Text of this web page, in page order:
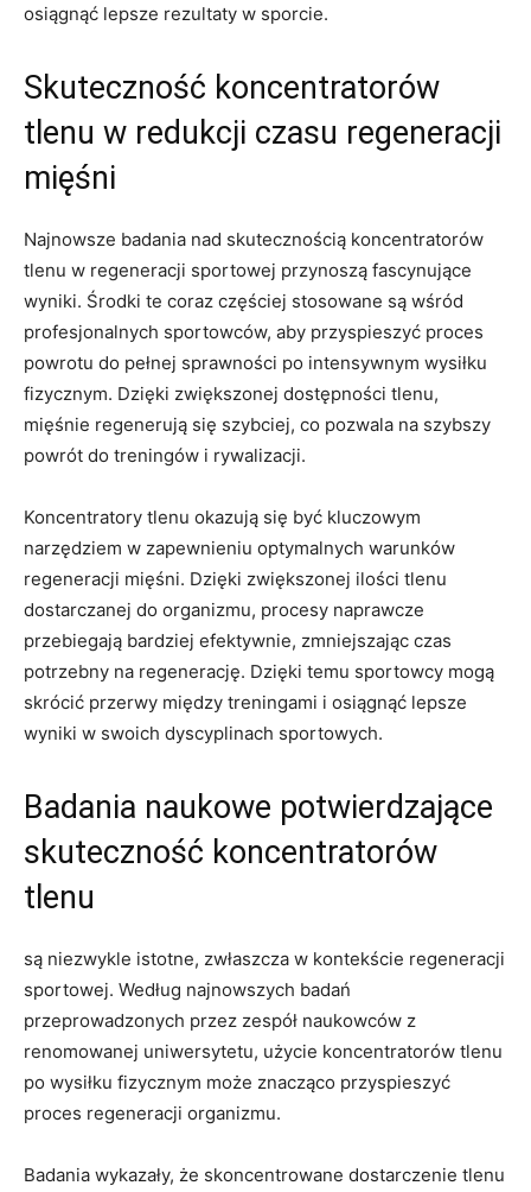
osiągnąć lepsze ⁣rezultaty w ⁤sporcie.
Skuteczność koncentratorów
tlenu w redukcji czasu regeneracji
⁤mięśni
Najnowsze badania‍ nad skutecznością koncentratorów
tlenu w regeneracji sportowej przynoszą fascynujące
wyniki. Środki⁤ te coraz częściej​ stosowane są wśród‌
profesjonalnych sportowców, aby⁤ przyspieszyć proces
powrotu do ‍pełnej sprawności po intensywnym wysiłku
‌fizycznym. Dzięki zwiększonej dostępności ‌tlenu,
mięśnie regenerują się szybciej,​ co pozwala na szybszy
powrót ⁣do treningów i rywalizacji.
Koncentratory tlenu okazują się być ‌kluczowym
narzędziem w zapewnieniu optymalnych warunków
⁤regeneracji mięśni.⁢ Dzięki⁤ zwiększonej ilości tlenu
dostarczanej do organizmu, ⁢procesy naprawcze
przebiegają bardziej efektywnie, zmniejszając czas⁣
potrzebny na ⁣regenerację. Dzięki temu sportowcy mogą⁣
skrócić przerwy między treningami i osiągnąć‌ lepsze
wyniki‍ w⁢ swoich dyscyplinach sportowych.
Badania naukowe potwierdzające
⁢skuteczność ⁢koncentratorów
‌tlenu
⁣są niezwykle istotne, zwłaszcza w kontekście regeneracji
sportowej. Według⁣ najnowszych badań
przeprowadzonych przez ⁣zespół ​naukowców ‌z
‍renomowanej uniwersytetu, użycie koncentratorów⁣ tlenu
po wysiłku fizycznym⁢ może znacząco przyspieszyć
proces ‍regeneracji​ organizmu.
Badania wykazały, że skoncentrowane‍ dostarczenie tlenu⁣